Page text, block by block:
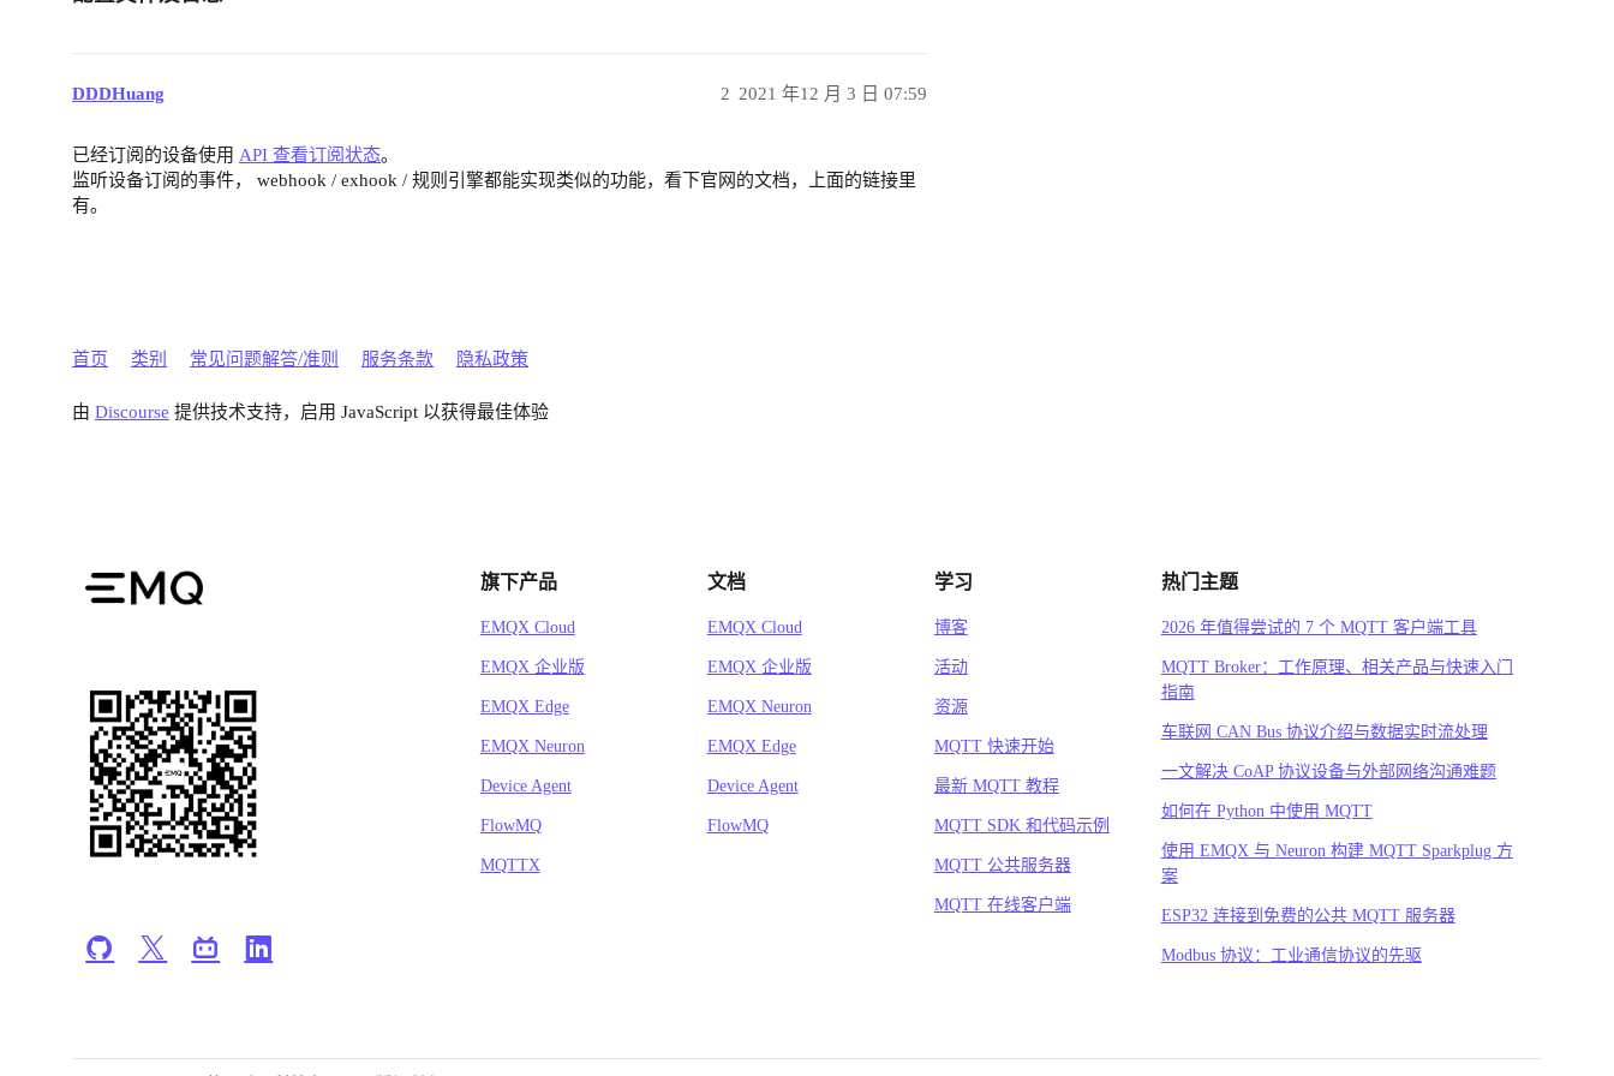
DDDHuang 2021 年12 月 3 日 07:59
2
已经订阅的设备使用 API 查看订阅状态。
监听设备订阅的事件， webhook / exhook / 规则引擎都能实现类似的功能，看下官网的文档，上面的链接里
有。
首页 类别 常见问题解答/准则 服务条款 隐私政策
由 Discourse 提供技术支持，启用 JavaScript 以获得最佳体验
旗下产品
EMQX Cloud
EMQX 企业版
EMQX Edge
EMQX Neuron
Device Agent
FlowMQ
MQTTX
文档
EMQX Cloud
EMQX 企业版
EMQX Neuron
EMQX Edge
Device Agent
FlowMQ
学习
博客
活动
资源
MQTT 快速开始
最新 MQTT 教程
MQTT SDK 和代码示例
MQTT 公共服务器
MQTT 在线客户端
热门主题
2026 年值得尝试的 7 个 MQTT 客户端工具
MQTT Broker：工作原理、相关产品与快速入门
指南
车联网 CAN Bus 协议介绍与数据实时流处理
一文解决 CoAP 协议设备与外部网络沟通难题
如何在 Python 中使用 MQTT
使用 EMQX 与 Neuron 构建 MQTT Sparkplug 方
案
ESP32 连接到免费的公共 MQTT 服务器
Modbus 协议：工业通信协议的先驱